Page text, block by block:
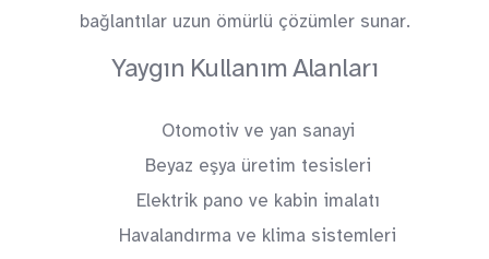
bağlantılar uzun ömürlü çözümler sunar.
Yaygın Kullanım Alanları
Otomotiv ve yan sanayi
Beyaz eşya üretim tesisleri
Elektrik pano ve kabin imalatı
Havalandırma ve klima sistemleri